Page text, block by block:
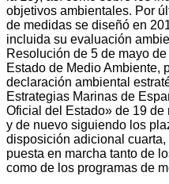
objetivos ambientales. Por
de medidas se diseñó en
incluida su evaluación
Resolución de 5 de mayo
Estado de Medio Ambiente,
declaración ambiental
Estrategias Marinas de
Oficial del Estado» de 19
y de nuevo siguiendo los
disposición adicional
puesta en marcha tanto de
como de los programas de